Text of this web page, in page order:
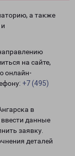
а также
на сайте,
онлайн-
+7 (495)
в
данные
заявку.
деталей